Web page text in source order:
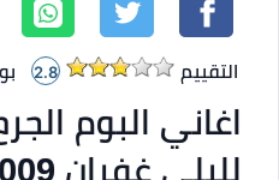
التقييم 2.8
اغاني البوم
لليلى غفران 2009